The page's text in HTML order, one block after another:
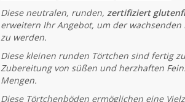
Diese neutralen, runden, zertifiziert
erweitern Ihr Angebot, um der
zu werden.
Diese kleinen runden Törtchen sind fertig
Zubereitung von süßen und herzhaften
Mengen.
Diese Törtchenböden ermöglichen eine